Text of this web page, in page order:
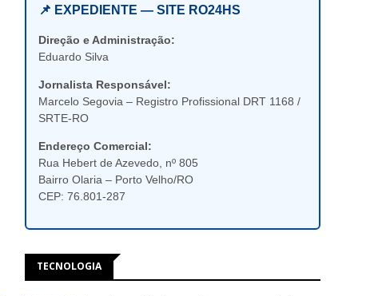
📌 EXPEDIENTE — SITE RO24HS
Direção e Administração:
Eduardo Silva
Jornalista Responsável:
Marcelo Segovia – Registro Profissional DRT 1168 /
SRTE-RO
Endereço Comercial:
Rua Hebert de Azevedo, nº 805
Bairro Olaria – Porto Velho/RO
CEP: 76.801-287
TECNOLOGIA